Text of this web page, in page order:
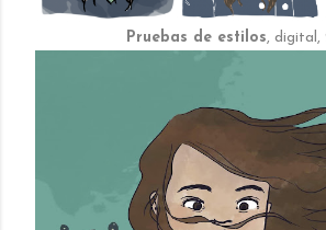
Pruebas de estilos, digital,